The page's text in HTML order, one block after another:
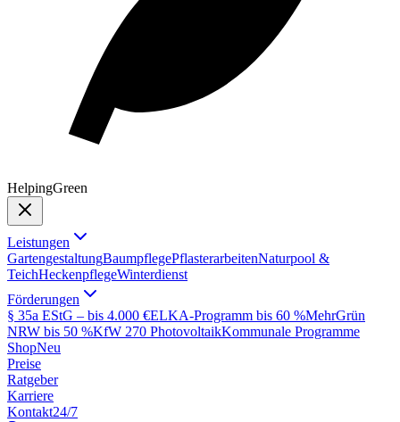
HelpingGreen
Leistungen
GartengestaltungBaumpflegePflasterarbeitenNaturpool &
TeichHeckenpflegeWinterdienst
Förderungen
§ 35a EStG – bis 4.000 €ELKA-Programm bis 60 %MehrGrün
NRW bis 50 %KfW 270 PhotovoltaikKommunale Programme
ShopNeu
Preise
Ratgeber
Karriere
Kontakt24/7